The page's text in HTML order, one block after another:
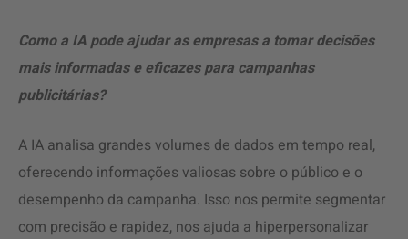
Como a IA pode ajudar as empresas a tomar decisões
mais informadas e eficazes para campanhas
publicitárias?
A IA analisa grandes volumes de dados em tempo real,
oferecendo informações valiosas sobre o público e o
desempenho da campanha. Isso nos permite segmentar
com precisão e rapidez, nos ajuda a hiperpersonalizar